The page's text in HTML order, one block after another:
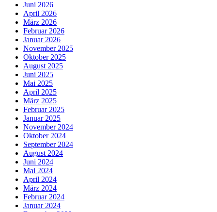
Juni 2026
April 2026
März 2026
Februar 2026
Januar 2026
November 2025
Oktober 2025
August 2025
Juni 2025
Mai 2025
April 2025
März 2025
Februar 2025
Januar 2025
November 2024
Oktober 2024
September 2024
August 2024
Juni 2024
Mai 2024
April 2024
März 2024
Februar 2024
Januar 2024